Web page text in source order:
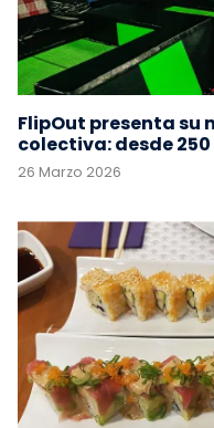
FlipOut presenta su
colectiva: desde
26 Marzo 2026